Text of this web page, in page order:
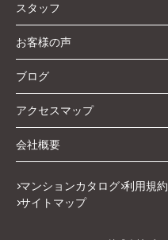
スタッフ
お客様の声
ブログ
アクセスマップ
会社概要
マンションカタログ 利用規約
サイトマップ